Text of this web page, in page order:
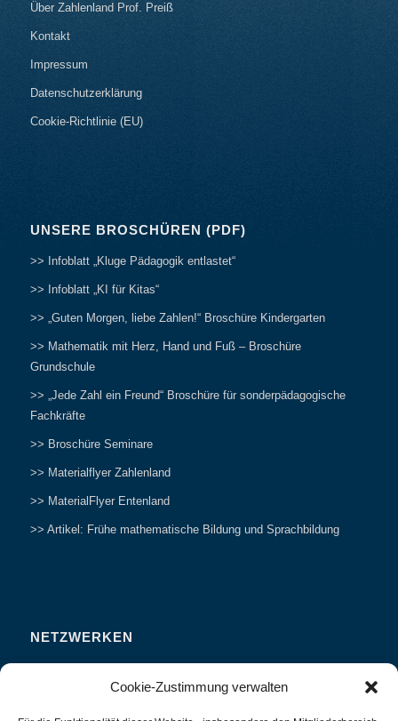
Cookie-Zustimmung verwalten
Über Zahlenland Prof. Preiß
Kontakt
Impressum
Datenschutzerklärung
Cookie-Richtlinie (EU)
UNSERE BROSCHÜREN (PDF)
>> Infoblatt „Kluge Pädagogik entlastet“
>> Infoblatt „KI für Kitas“
>> „Guten Morgen, liebe Zahlen!“ Broschüre Kindergarten
>> Mathematik mit Herz, Hand und Fuß – Broschüre
Grundschule
>> „Jede Zahl ein Freund“ Broschüre für sonderpädagogische
Fachkräfte
>> Broschüre Seminare
>> Materialflyer Zahlenland
>> MaterialFlyer Entenland
>> Artikel: Frühe mathematische Bildung und Sprachbildung
NETZWERKEN
Zahlenfreunde Forum